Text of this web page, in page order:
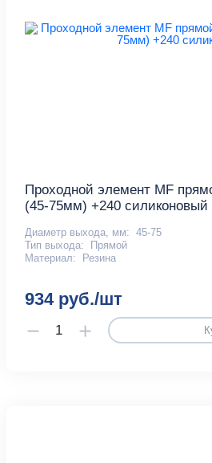
Проходной элемент MF
(45-75мм) +240 силиконовый
Диаметр выхода, мм: 45-75
Тип выхода:
Прямой
Материал:
Резина
934 руб./шт